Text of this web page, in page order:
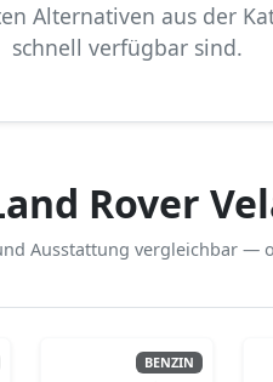
Alternativen aus der
schnell verfügbar sind.
Rover
Ausstattung vergleichbar
BENZIN